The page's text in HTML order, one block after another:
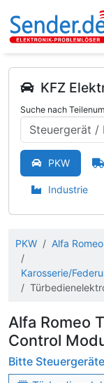
KFZ
Suche nach
PKW
Industrie
PKW Alfa Romeo
Karosserie/
Alfa Romeo
Control
Bitte